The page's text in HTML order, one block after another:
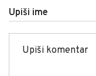
Upiši ime